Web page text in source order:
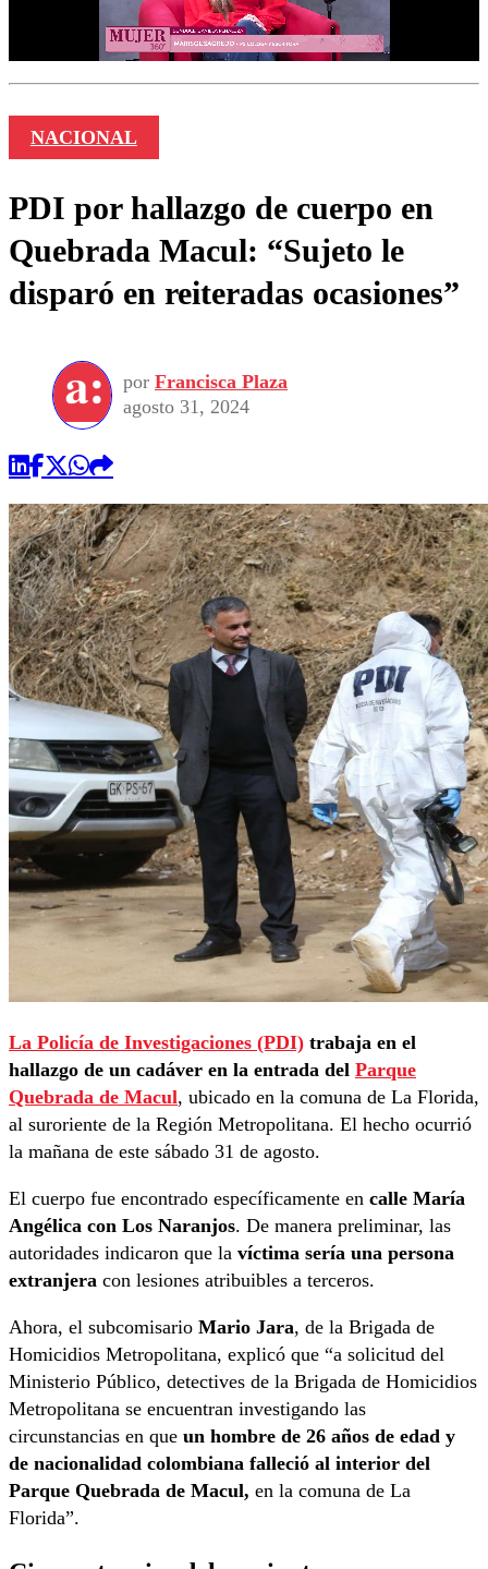
NACIONAL
PDI por hallazgo de cuerpo en
Quebrada Macul: “Sujeto le
disparó en reiteradas ocasiones”
por Francisca Plaza
agosto 31, 2024
La Policía de Investigaciones (PDI) trabaja en el
hallazgo de un cadáver en la entrada del Parque
Quebrada de Macul, ubicado en la comuna de La Florida,
al suroriente de la Región Metropolitana. El hecho ocurrió
la mañana de este sábado 31 de agosto.
El cuerpo fue encontrado específicamente en calle María
Angélica con Los Naranjos. De manera preliminar, las
autoridades indicaron que la víctima sería una persona
extranjera con lesiones atribuibles a terceros.
Ahora, el subcomisario Mario Jara, de la Brigada de
Homicidios Metropolitana, explicó que “a solicitud del
Ministerio Público, detectives de la Brigada de Homicidios
Metropolitana se encuentran investigando las
circunstancias en que un hombre de 26 años de edad y
de nacionalidad colombiana falleció al interior del
Parque Quebrada de Macul, en la comuna de La
Florida”.